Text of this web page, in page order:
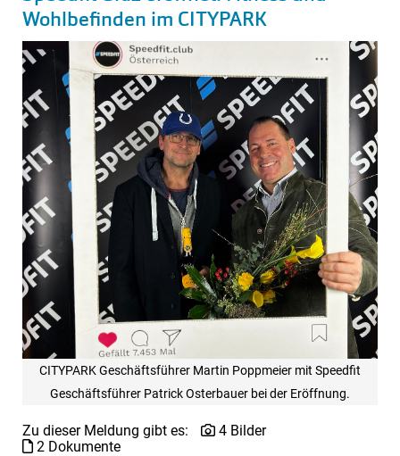
Wohlbefinden im CITYPARK
CITYPARK Geschäftsführer Martin Poppmeier mit Speedfit
Geschäftsführer Patrick Osterbauer bei der Eröffnung.
Zu dieser Meldung gibt es:
4 Bilder
2 Dokumente